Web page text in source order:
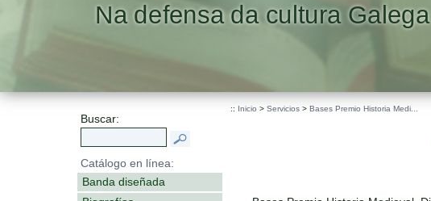
Na defensa da cultura
Buscar:
Catálogo en línea:
Banda diseñada
:: Inicio > Servicios > Bases Premio Historia Medi...